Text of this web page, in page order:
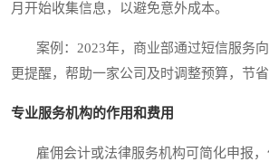
月开始收集信息，以避免意外成本。
案例：2023年，商业部通过短信服务向
更提醒，帮助一家公司及时调整预算，节省
专业服务机构的作用和费用
雇佣会计或法律服务机构可简化申报，